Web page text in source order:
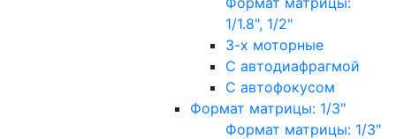
1/1.8", 1/2"
3-х моторные
С автодиафрагмой
С автофокусом
Формат матрицы: 1/3"
Формат матрицы: 1/3"